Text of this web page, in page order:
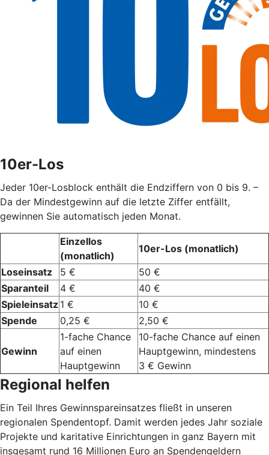
10er-Los
Jeder 10er-Losblock enthält die Endziffern von 0 bis 9. –
Da der Mindestgewinn auf die letzte Ziffer entfällt,
gewinnen Sie automatisch jeden Monat.
Einzellos
(monatlich)
10er-Los (monatlich)
Loseinsatz
5 €
50 €
Sparanteil
4 €
40 €
Spieleinsatz 1 €
10 €
Spende
0,25 € 2,50 €
Gewinn
1-fache Chance
auf einen
Hauptgewinn
10-fache Chance auf einen
Hauptgewinn, mindestens
3 € Gewinn
Regional helfen
Ein Teil Ihres Gewinnspareinsatzes fließt in unseren
regionalen Spendentopf. Damit werden jedes Jahr soziale
Projekte und karitative Einrichtungen in ganz Bayern mit
insgesamt rund 16 Millionen Euro an Spendengeldern